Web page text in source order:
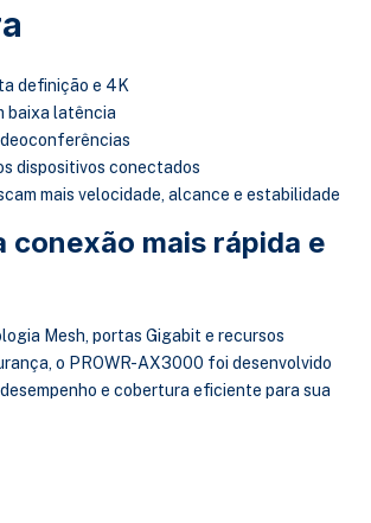
definição e 4K
baixa latência
dispositivos conectados
mais velocidade, alcance e estabilidade
conexão mais rápida e
Mesh, portas Gigabit e recursos
o PROWR-AX3000 foi desenvolvido
e cobertura eficiente para sua